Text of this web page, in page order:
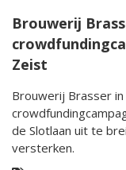
Brouwerij
Zeist
Brouwerij Brasser
de Slotlaan uit te breiden en de
versterken.